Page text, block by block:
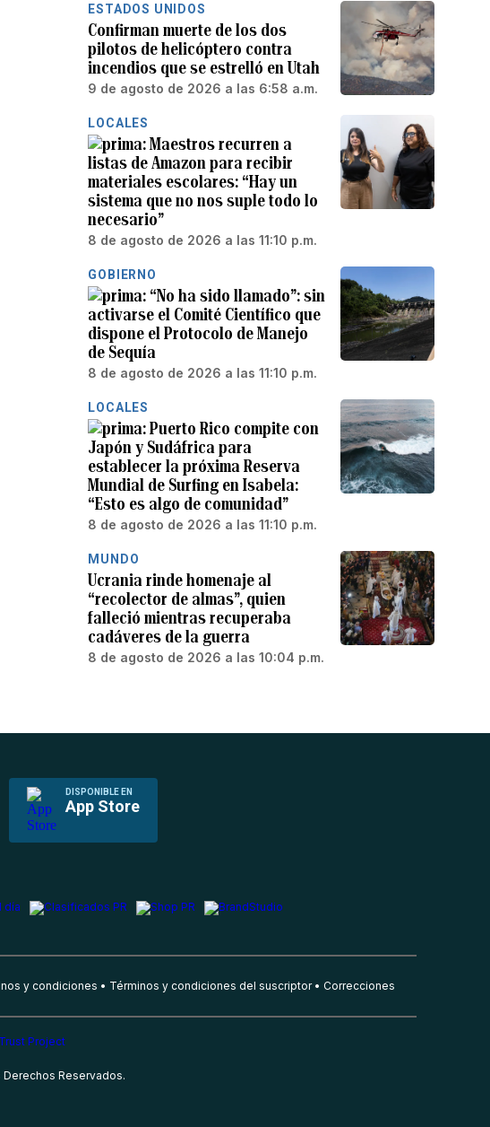
ESTADOS UNIDOS
Confirman muerte de los dos
pilotos de helicóptero contra
incendios que se estrelló en Utah
9 de agosto de 2026 a las 6:58 a.m.
LOCALES
Maestros recurren a
listas de Amazon para recibir
materiales escolares: “Hay un
sistema que no nos suple todo lo
necesario”
8 de agosto de 2026 a las 11:10 p.m.
GOBIERNO
“No ha sido llamado”: sin
activarse el Comité Científico que
dispone el Protocolo de Manejo
de Sequía
8 de agosto de 2026 a las 11:10 p.m.
LOCALES
Puerto Rico compite con
Japón y Sudáfrica para
establecer la próxima Reserva
Mundial de Surfing en Isabela:
“Esto es algo de comunidad”
8 de agosto de 2026 a las 11:10 p.m.
MUNDO
Ucrania rinde homenaje al
“recolector de almas”, quien
falleció mientras recuperaba
cadáveres de la guerra
8 de agosto de 2026 a las 10:04 p.m.
DISPONIBLE EN
App Store
y condiciones Términos y condiciones del suscriptor Correcciones
Derechos Reservados.